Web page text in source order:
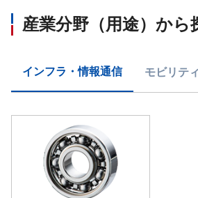
産業分野（用途）から
インフラ・情報通信 モビリティ